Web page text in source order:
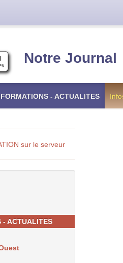
Notre Journal
- ACTUALITES
sur le serveur
- ACTUALITES
de NotreJournal représente